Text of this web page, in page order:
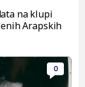
na klupi
Arapskih
0